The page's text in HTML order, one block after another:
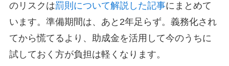
のリスクは罰則について解説した記事にまとめて
います。準備期間は、あと2年足らず。義務化され
てから慌てるより、助成金を活用して今のうちに
試しておく方が負担は軽くなります。